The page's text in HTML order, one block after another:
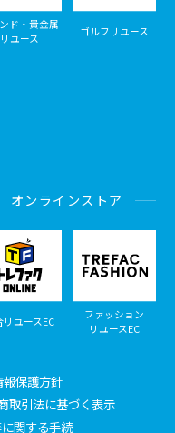
ド・貴金属
リユース
ゴルフリユース
オンラインストア
リユースEC
ファッション
リユースEC
報保護方針
取引法に基づく表示
関する手続